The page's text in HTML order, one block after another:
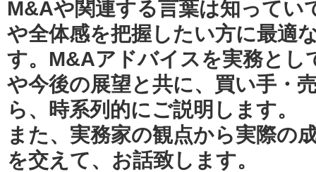
M&Aや関連する言葉は知ってい
や全体感を把握したい方に最適
す。M&Aアドバイスを実務とし
や今後の展望と共に、買い手・
ら、時系列的にご説明します。
また、実務家の観点から実際の
を交えて、お話致します。